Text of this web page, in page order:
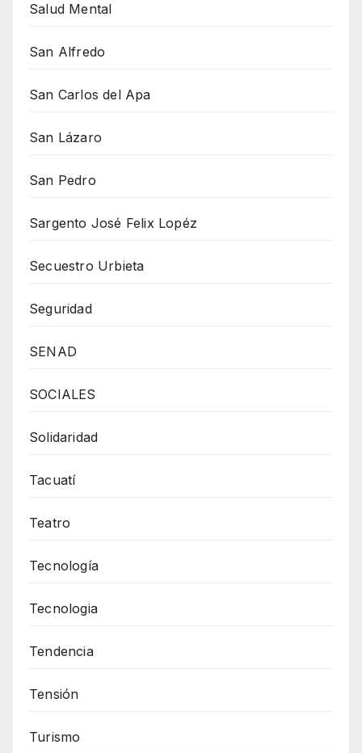
Salud Mental
San Alfredo
San Carlos del Apa
San Lázaro
San Pedro
Sargento José Felix Lopéz
Secuestro Urbieta
Seguridad
SENAD
SOCIALES
Solidaridad
Tacuatí
Teatro
Tecnología
Tecnologia
Tendencia
Tensión
Turismo